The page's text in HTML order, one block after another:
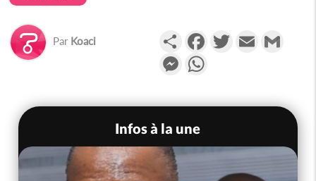
Par Koaci PartagerFacebookTwitterEmail
Messenger
Infos à la une